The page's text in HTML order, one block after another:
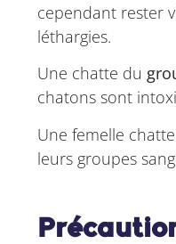
cependant rester
léthargies.
Une chatte du
chatons sont
Une femelle
leurs groupes